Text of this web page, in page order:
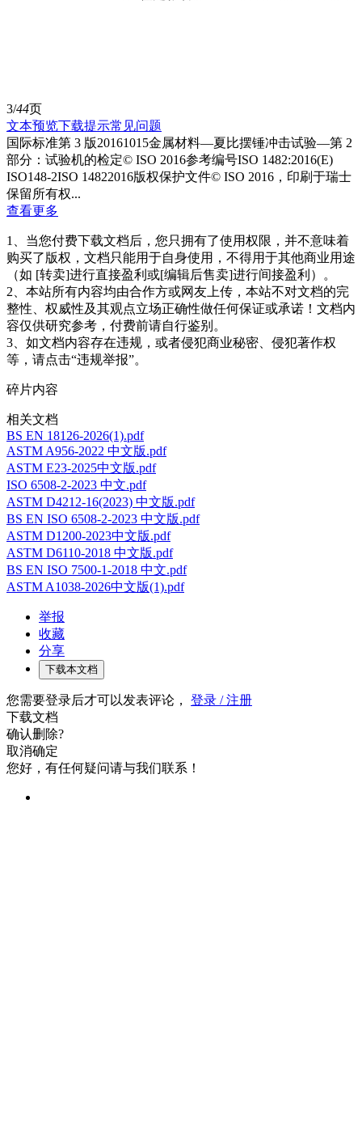
3/44页
文本预览下载提示常见问题
国际标准第 3 版2016­10­15金属材料—夏比摆锤冲击试验—第 2
部分：试验机的检定© ISO 2016参考编号ISO 148­2:2016(E)
ISO148-2ISO 148­2­2016版权保护文件© ISO 2016，印刷于瑞士
保留所有权...
查看更多
1、当您付费下载文档后，您只拥有了使用权限，并不意味着
购买了版权，文档只能用于自身使用，不得用于其他商业用途
（如 [转卖]进行直接盈利或[编辑后售卖]进行间接盈利）。
2、本站所有内容均由合作方或网友上传，本站不对文档的完
整性、权威性及其观点立场正确性做任何保证或承诺！文档内
容仅供研究参考，付费前请自行鉴别。
3、如文档内容存在违规，或者侵犯商业秘密、侵犯著作权
等，请点击“违规举报”。
碎片内容
相关文档
BS EN 18126-2026(1).pdf
ASTM A956-2022 中文版.pdf
ASTM E23-2025中文版.pdf
ISO 6508-2-2023 中文.pdf
ASTM D4212-16(2023) 中文版.pdf
BS EN ISO 6508-2-2023 中文版.pdf
ASTM D1200-2023中文版.pdf
ASTM D6110-2018 中文版.pdf
BS EN ISO 7500-1-2018 中文.pdf
ASTM A1038-2026中文版(1).pdf
举报
收藏
分享
下载本文档
您需要登录后才可以发表评论， 登录 / 注册
下载文档
确认删除?
取消确定
您好，有任何疑问请与我们联系！